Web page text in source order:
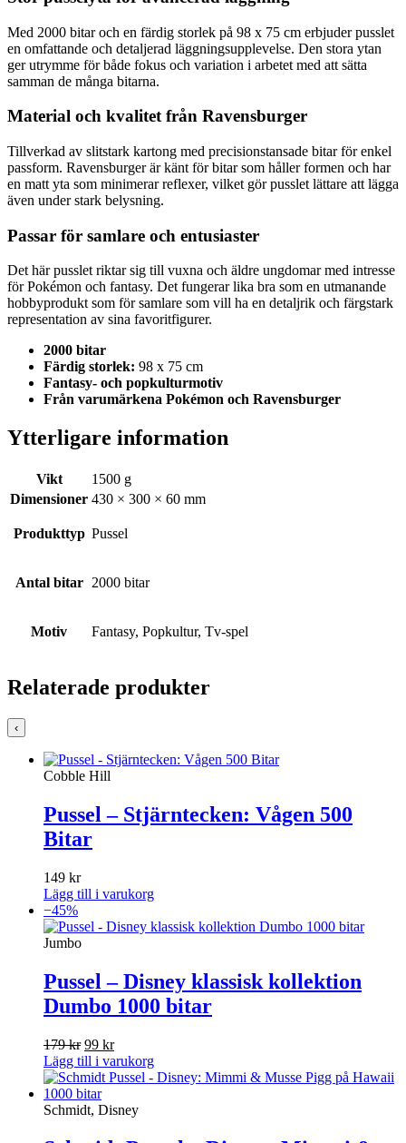
Med 2000 bitar och en färdig storlek på 98 x 75 cm erbjuder pusslet
en omfattande och detaljerad läggningsupplevelse. Den stora ytan
ger utrymme för både fokus och variation i arbetet med att sätta
samman de många bitarna.
Material och kvalitet från Ravensburger
Tillverkad av slitstark kartong med precisionstansade bitar för enkel
passform. Ravensburger är känt för bitar som håller formen och har
en matt yta som minimerar reflexer, vilket gör pusslet lättare att lägga
även under stark belysning.
Passar för samlare och entusiaster
Det här pusslet riktar sig till vuxna och äldre ungdomar med intresse
för Pokémon och fantasy. Det fungerar lika bra som en utmanande
hobbyprodukt som för samlare som vill ha en detaljrik och färgstark
representation av sina favoritfigurer.
2000 bitar
Färdig storlek: 98 x 75 cm
Fantasy- och popkulturmotiv
Från varumärkena Pokémon och Ravensburger
Ytterligare information
Vikt
1500 g
Dimensioner 430 × 300 × 60 mm
Produkttyp Pussel
Antal bitar 2000 bitar
Motiv Fantasy, Popkultur, Tv-spel
Relaterade produkter
‹
Cobble Hill
Pussel – Stjärntecken: Vågen 500
Bitar
149 kr
Lägg till i varukorg
−45%
Jumbo
Pussel – Disney klassisk kollektion
Dumbo 1000 bitar
179kr Det
ursprungliga
priset
var:
179 kr.
99 krDet
nuvarande
priset
99 kr.
Lägg till i varukorg
Schmidt, Disney